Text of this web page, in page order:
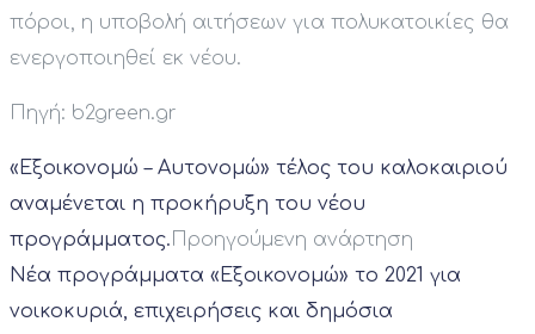
πόροι, η υποβολή αιτήσεων για πολυκατοικίες θα
ενεργοποιηθεί εκ νέου.
Πηγή: b2green.gr
«Εξοικονομώ – Αυτονομώ» τέλος του καλοκαιριού
αναμένεται η προκήρυξη του νέου
προγράμματος. Προηγούμενη ανάρτηση
Νέα προγράμματα «Εξοικονομώ» το 2021 για
νοικοκυριά, επιχειρήσεις και δημόσια